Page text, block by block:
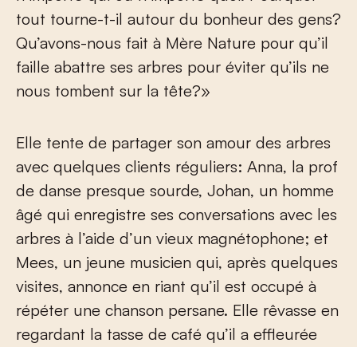
tout tourne-t-il autour du bonheur des gens?
Qu’avons-nous fait à Mère Nature pour qu’il
faille abattre ses arbres pour éviter qu’ils ne
nous tombent sur la tête?»
Elle tente de partager son amour des arbres
avec quelques clients réguliers: Anna, la prof
de danse presque sourde, Johan, un homme
âgé qui enregistre ses conversations avec les
arbres à l’aide d’un vieux magnétophone; et
Mees, un jeune musicien qui, après quelques
visites, annonce en riant qu’il est occupé à
répéter une chanson persane. Elle rêvasse en
regardant la tasse de café qu’il a effleurée